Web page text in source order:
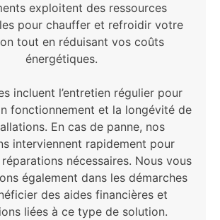
exploitent des ressources
pour chauffer et refroidir votre
tout en réduisant vos coûts
énergétiques.
incluent l’entretien régulier pour
fonctionnement et la longévité de
En cas de panne, nos
interviennent rapidement pour
nécessaires. Nous vous
également dans les démarches
des aides financières et
liées à ce type de solution.